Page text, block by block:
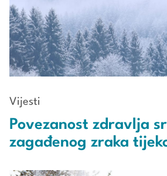
Vijesti
Povezanost zdravlja
zagađenog zraka